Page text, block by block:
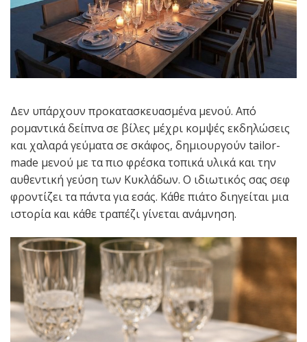
Δεν υπάρχουν προκατασκευασμένα μενού. Από
ρομαντικά δείπνα σε βίλες μέχρι κομψές εκδηλώσεις
και χαλαρά γεύματα σε σκάφος, δημιουργούν tailor-
made μενού με τα πιο φρέσκα τοπικά υλικά και την
αυθεντική γεύση των Κυκλάδων. Ο ιδιωτικός σας σεφ
φροντίζει τα πάντα για εσάς. Κάθε πιάτο διηγείται μια
ιστορία και κάθε τραπέζι γίνεται ανάμνηση.